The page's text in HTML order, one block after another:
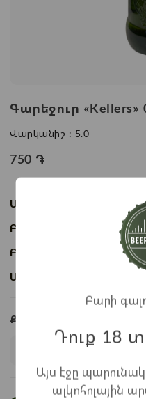
Գարեջուր «Kellers»
Վարկանիշ : 5.0
750 ֏
Առկայություն:
Առկա է
Բաժնի անվանում:
Բրենդ:
Ապրանքի ID:
Քանակ:
Բարի
Դուք 18
Այս էջը
ալկոհոլային